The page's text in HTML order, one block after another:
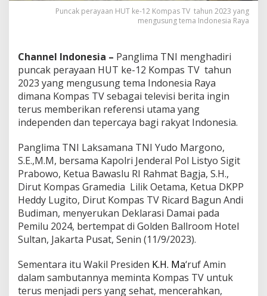
Puncak perayaan HUT ke-12 Kompas TV tahun 2023 yang
mengusung tema Indonesia Raya
Channel Indonesia – Panglima TNI menghadiri
puncak perayaan HUT ke-12 Kompas TV tahun
2023 yang mengusung tema Indonesia Raya
dimana Kompas TV sebagai televisi berita ingin
terus memberikan referensi utama yang
independen dan tepercaya bagi rakyat Indonesia.
Panglima TNI Laksamana TNI Yudo Margono,
S.E.,M.M, bersama Kapolri Jenderal Pol Listyo Sigit
Prabowo, Ketua Bawaslu RI Rahmat Bagja, S.H.,
Dirut Kompas Gramedia Lilik Oetama, Ketua DKPP
Heddy Lugito, Dirut Kompas TV Ricard Bagun Andi
Budiman, menyerukan Deklarasi Damai pada
Pemilu 2024, bertempat di Golden Ballroom Hotel
Sultan, Jakarta Pusat, Senin (11/9/2023).
Sementara itu Wakil Presiden K.H. Ma‘ruf Amin
dalam sambutannya meminta Kompas TV untuk
terus menjadi pers yang sehat, mencerahkan,